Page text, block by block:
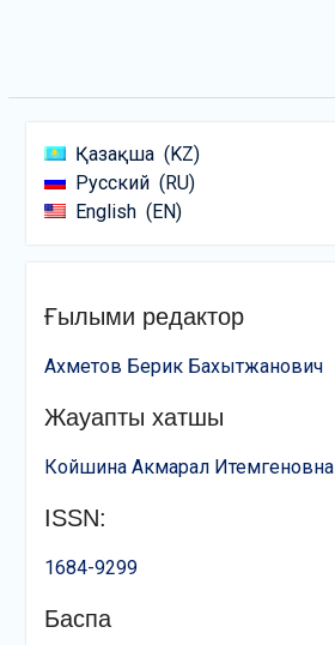
Қазақша
KZ
Русский
RU
English
EN
Ғылыми редактор
Ахметов Берик Бахытжанович
Жауапты хатшы
Койшина Акмарал Итемгеновна
ISSN:
1684-9299
Баспа